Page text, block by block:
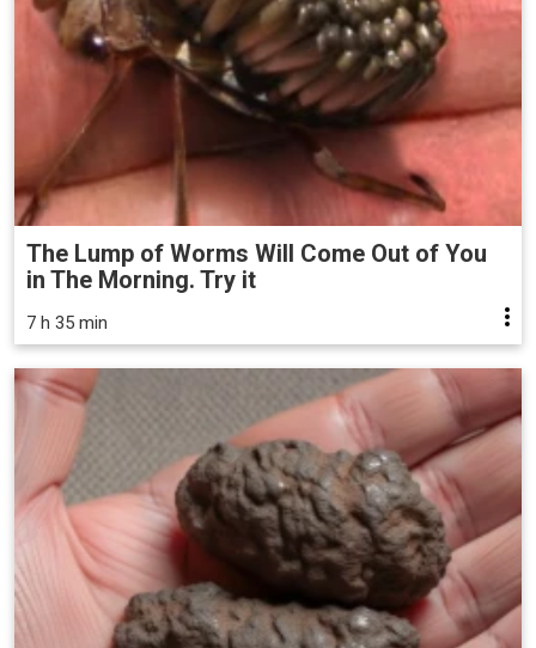
The Lump of Worms Will Come Out of You
in The Morning. Try it
7 h 35 min